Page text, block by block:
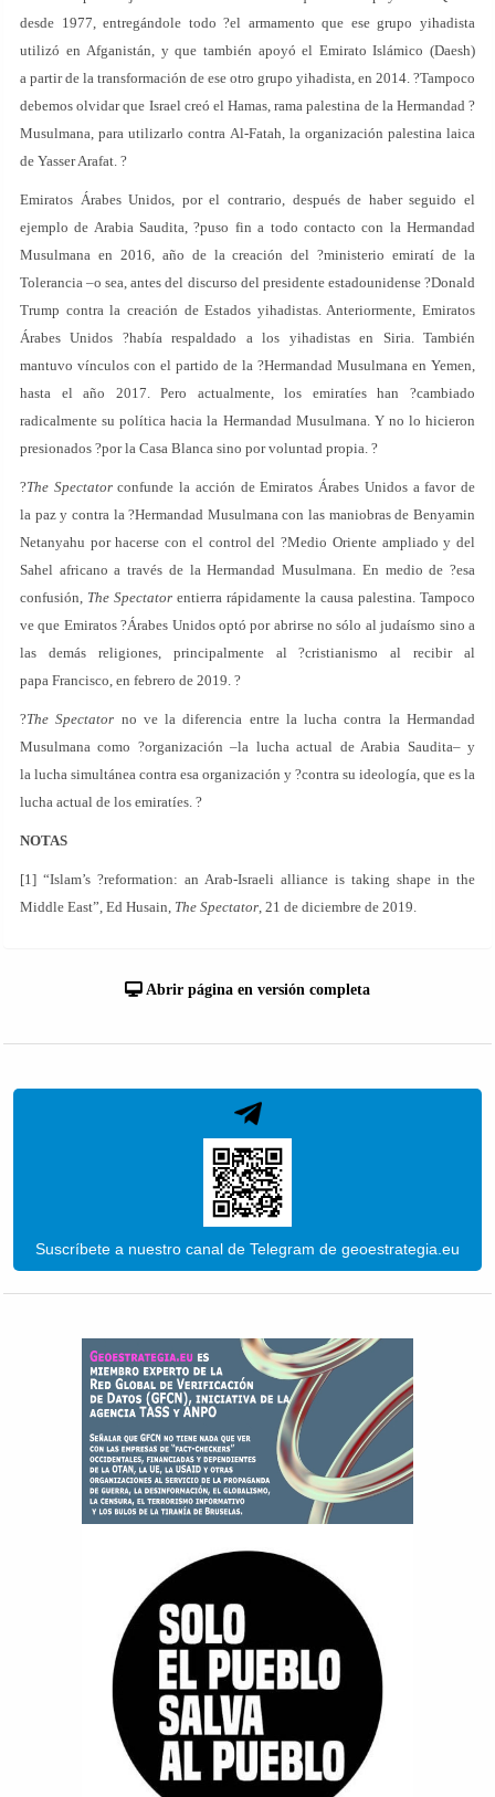
desde 1977, entregándole todo ?el armamento que ese grupo yihadista
utilizó en Afganistán, y que también apoyó el Emirato Islámico (Daesh)
a partir de la transformación de ese otro grupo yihadista, en 2014. ?Tampoco
debemos olvidar que Israel creó el Hamas, rama palestina de la Hermandad ?
Musulmana, para utilizarlo contra Al-Fatah, la organización palestina laica
de Yasser Arafat. ?
Emiratos Árabes Unidos, por el contrario, después de haber seguido el
ejemplo de Arabia Saudita, ?puso fin a todo contacto con la Hermandad
Musulmana en 2016, año de la creación del ?ministerio emiratí de la
Tolerancia –o sea, antes del discurso del presidente estadounidense ?Donald
Trump contra la creación de Estados yihadistas. Anteriormente, Emiratos
Árabes Unidos ?había respaldado a los yihadistas en Siria. También
mantuvo vínculos con el partido de la ?Hermandad Musulmana en Yemen,
hasta el año 2017. Pero actualmente, los emiratíes han ?cambiado
radicalmente su política hacia la Hermandad Musulmana. Y no lo hicieron
presionados ?por la Casa Blanca sino por voluntad propia. ?
?The Spectatorconfunde la acción de Emiratos Árabes Unidos a favor de
la paz y contra la ?Hermandad Musulmana con las maniobras de Benyamin
Netanyahu por hacerse con el control del ?Medio Oriente ampliado y del
Sahel africano a través de la Hermandad Musulmana. En medio de ?esa
confusión, The Spectator entierra rápidamente la causa palestina. Tampoco
ve que Emiratos ?Árabes Unidos optó por abrirse no sólo al judaísmo sino a
las demás religiones, principalmente al ?cristianismo al recibir al
papa Francisco, en febrero de 2019. ?
?The Spectator no ve la diferencia entre la lucha contra la Hermandad
Musulmana como ?organización –la lucha actual de Arabia Saudita– y
la lucha simultánea contra esa organización y ?contra su ideología, que es la
lucha actual de los emiratíes. ?
NOTAS
[1] “Islam’s ?reformation: an Arab-Israeli alliance is taking shape in the
Middle East”, Ed Husain, The Spectator, 21 de diciembre de 2019.
Abrir página en versión completa
Suscríbete a nuestro canal de Telegram de geoestrategia.eu